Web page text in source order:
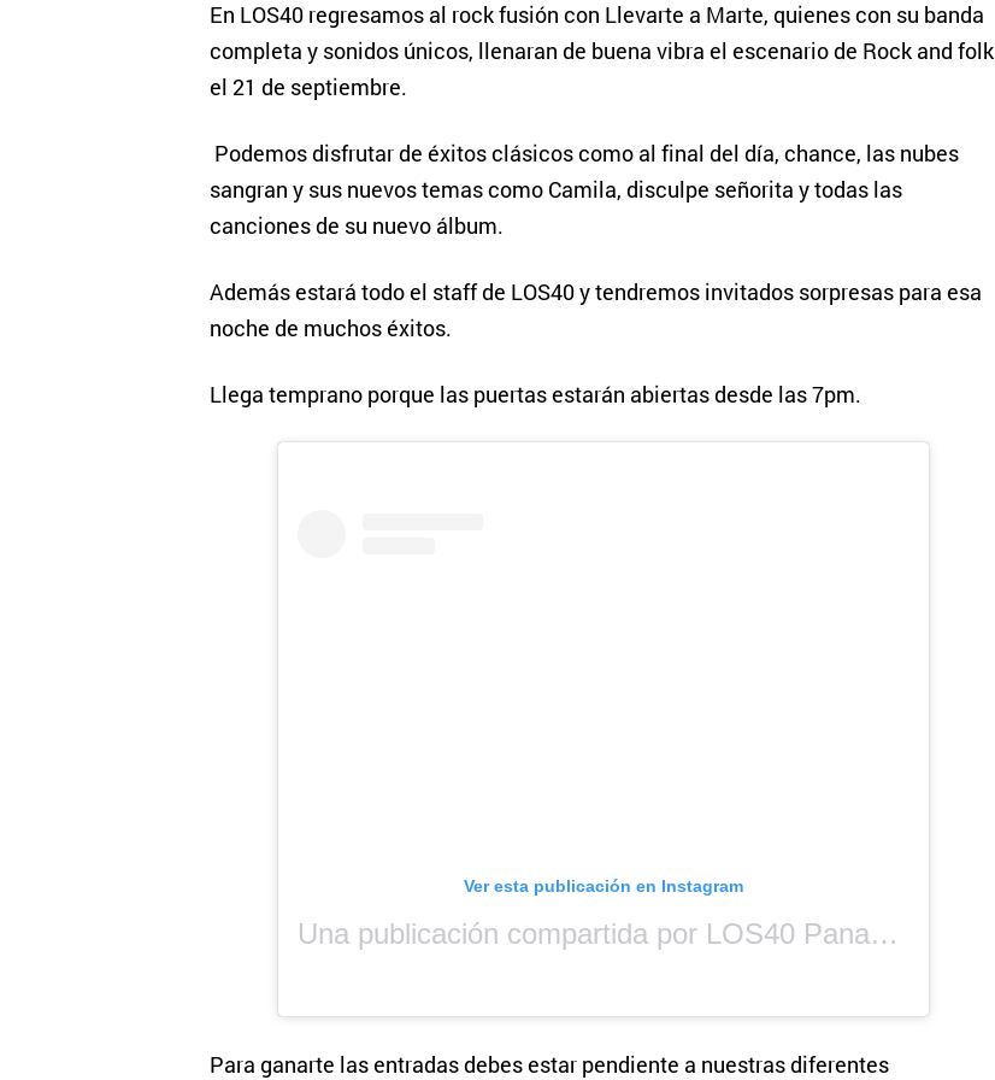
En LOS40 regresamos al rock fusión con Llevarte a Marte, quienes con su banda
completa y sonidos únicos, llenaran de buena vibra el escenario de Rock and folk
el 21 de septiembre.
Podemos disfrutar de éxitos clásicos como al final del día, chance, las nubes
sangran y sus nuevos temas como Camila, disculpe señorita y todas las
canciones de su nuevo álbum.
Además estará todo el staff de LOS40 y tendremos invitados sorpresas para esa
noche de muchos éxitos.
Llega temprano porque las puertas estarán abiertas desde las 7pm.
Ver esta publicación en Instagram
Una publicación compartida por LOS40 Panamá (@los40panama)
Para ganarte las entradas debes estar pendiente a nuestras diferentes